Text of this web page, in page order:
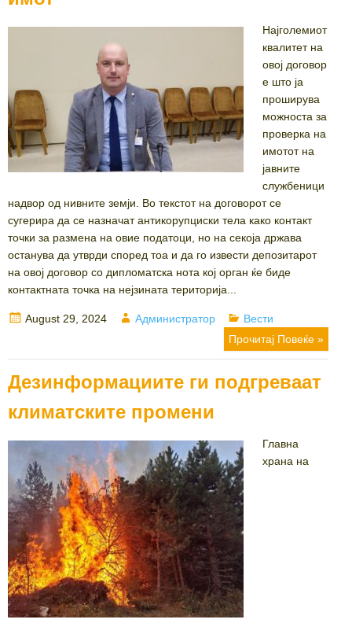
Најголемиот
квалитет на
овој договор
е што ја
проширува
можноста за
проверка на
имотот на
јавните
службеници
надвор од нивните земји. Во текстот на договорот се
сугерира да се назначат антикорупциски тела како контакт
точки за размена на овие податоци, но на секоја држава
останува да утврди според тоа и да го извести депозитарот
на овој договор со дипломатска нота кој орган ќе биде
контактната точка на нејзината територија...
Posted
August 29, 2024 Author
Администратор Categories
Вести
Прочитај Повеќе »
Дезинформациите ги подгреваат
климатските промени
Главна
храна на